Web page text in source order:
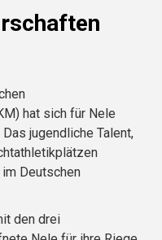
hat sich für Nele
jugendliche Talent,
Deutschen
den drei